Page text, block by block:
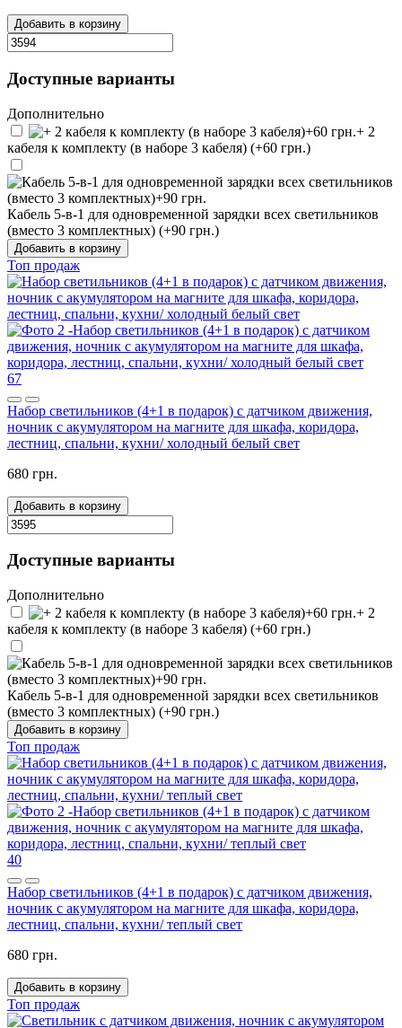
Добавить в корзину
Доступные варианты
Дополнительно
+ 2
кабеля к комплекту (в наборе 3 кабеля) (+60 грн.)
Кабель 5-в-1 для одновременной зарядки всех светильников
(вместо 3 комплектных) (+90 грн.)
Добавить в корзину
Топ продаж
67
Набор светильников (4+1 в подарок) с датчиком движения,
ночник с акумулятором на магните для шкафа, коридора,
лестниц, спальни, кухни/ холодный белый свет
680 грн.
Добавить в корзину
Доступные варианты
Дополнительно
+ 2
кабеля к комплекту (в наборе 3 кабеля) (+60 грн.)
Кабель 5-в-1 для одновременной зарядки всех светильников
(вместо 3 комплектных) (+90 грн.)
Добавить в корзину
Топ продаж
40
Набор светильников (4+1 в подарок) с датчиком движения,
ночник с акумулятором на магните для шкафа, коридора,
лестниц, спальни, кухни/ теплый свет
680 грн.
Добавить в корзину
Топ продаж